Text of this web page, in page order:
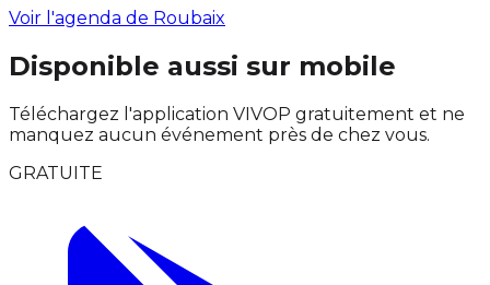
Voir l'agenda de Roubaix
Disponible aussi sur mobile
Téléchargez l'application VIVOP gratuitement et ne
manquez aucun événement près de chez vous.
GRATUITE